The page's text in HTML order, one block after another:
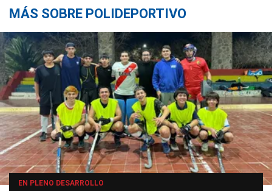
MÁS SOBRE POLIDEPORTIVO
EN PLENO DESARROLLO